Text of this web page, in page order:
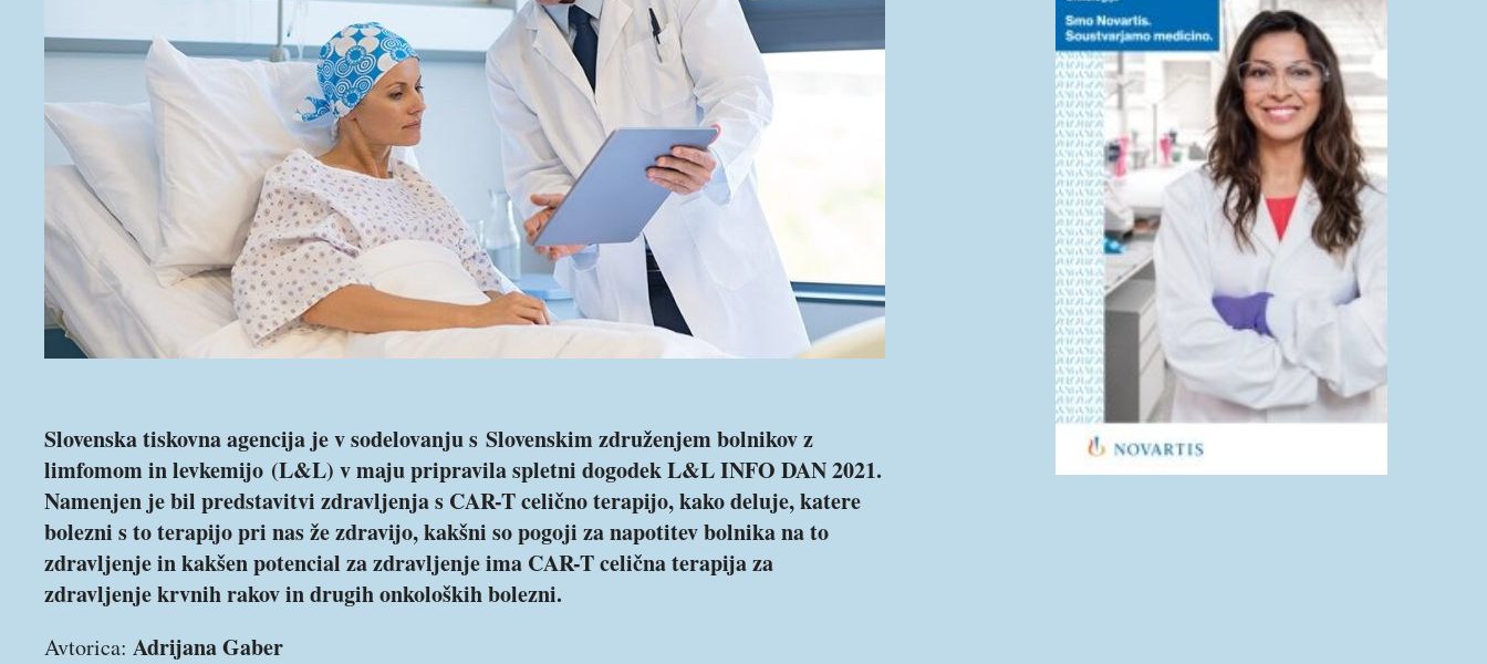
Slovenska tiskovna agencija je v sodelovanju s Slovenskim združenjem bolnikov z
limfomom in levkemijo (L&L) v maju pripravila spletni dogodek L&L INFO DAN 2021.
Namenjen je bil predstavitvi zdravljenja s CAR-T celično terapijo, kako deluje, katere
bolezni s to terapijo pri nas že zdravijo, kakšni so pogoji za napotitev bolnika na to
zdravljenje in kakšen potencial za zdravljenje ima CAR-T celična terapija za
zdravljenje krvnih rakov in drugih onkoloških bolezni.
Avtorica: Adrijana Gaber